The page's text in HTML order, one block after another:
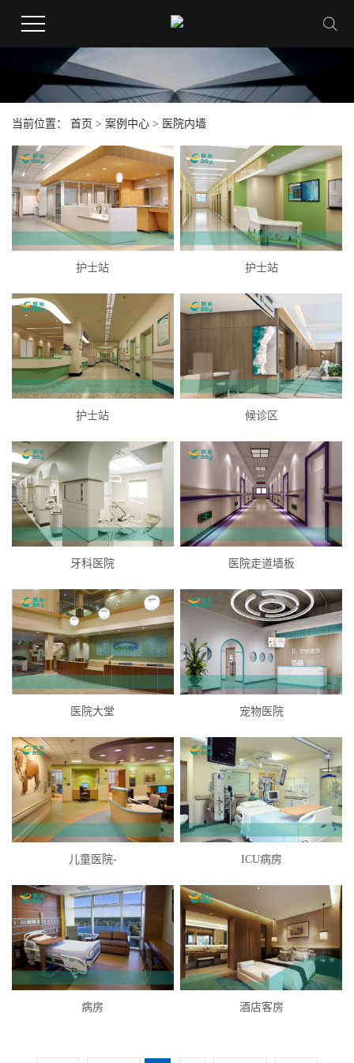
当前位置： 首页 > 案例中心 > 医院内墙
护士站 护士站
护士站 候诊区
牙科医院 医院走道墙板
医院大堂 宠物医院
儿童医院- ICU病房
病房 酒店客房